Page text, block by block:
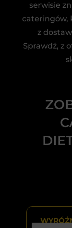
serwisie
cateringów,
z
Sprawdź, z